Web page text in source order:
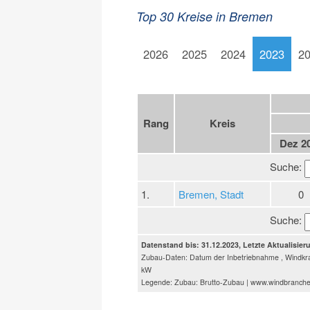
Top 30 Kreise in Bremen
2026 2025 2024 2023
Rang
Kreis
Dez
Suche:
1.
Bremen, Stadt
0
Suche:
Datenstand bis: 31.12.2023, Letzte
Zubau-Daten: Datum der Inbetriebnahme ,
kW
Legende: Zubau: Brutto-Zubau |